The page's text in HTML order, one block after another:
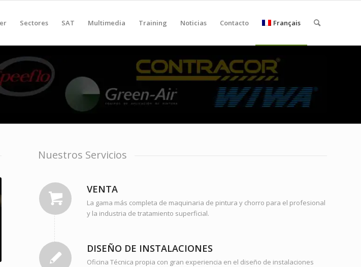
Sectores SAT Multimedia Training Noticias Contacto Français
Nuestros Servicios
VENTA
La gama más completa de maquinaria de pintura y chorro para el profesional
y la industria de tratamiento superficial.
DISEÑO DE INSTALACIONES
Oficina Técnica propia con gran experiencia en el diseño de instalaciones